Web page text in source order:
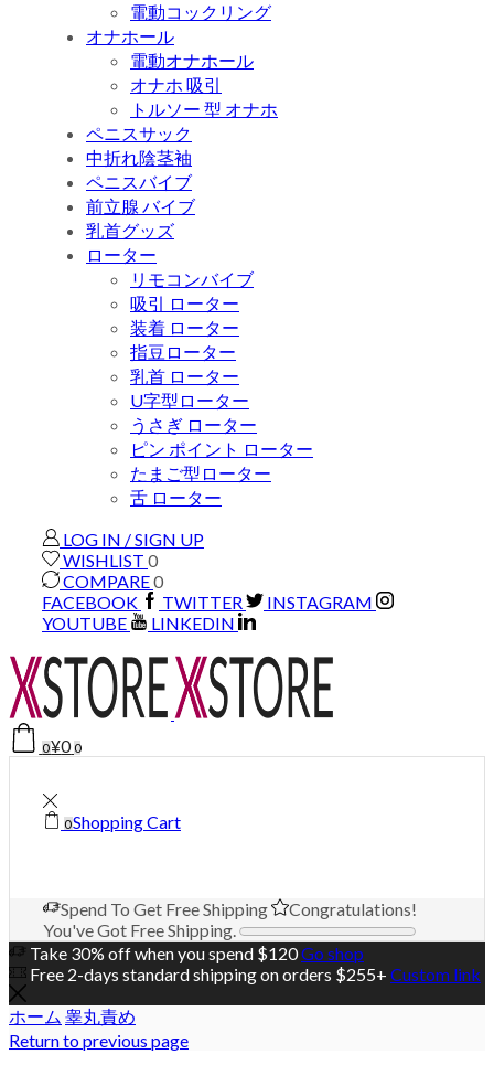
電動コックリング
オナホール
電動オナホール
オナホ 吸引
トルソー 型 オナホ
ペニスサック
中折れ陰茎袖
ペニスバイブ
前立腺 バイブ
乳首グッズ
ローター
リモコンバイブ
吸引 ローター
装着 ローター
指豆ローター
乳首 ローター
U字型ローター
うさぎ ローター
ピン ポイント ローター
たまご型ローター
舌 ローター
LOG IN / SIGN UP
WISHLIST 0
COMPARE0
FACEBOOK
TWITTER
INSTAGRAM
YOUTUBE
LINKEDIN
0¥0 0
0Shopping Cart
Spend To Get Free Shipping
Congratulations!
You've Got Free Shipping.
Take 30% off when you spend $120Go shop
Free 2-days standard shipping on orders $255+ Custom link
ホーム 睾丸責め
Return to previous page